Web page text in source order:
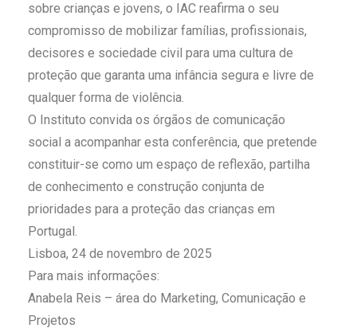
sobre crianças e jovens, o IAC reafirma o seu
compromisso de mobilizar famílias, profissionais,
decisores e sociedade civil para uma cultura de
proteção que garanta uma infância segura e livre de
qualquer forma de violência.
O Instituto convida os órgãos de comunicação
social a acompanhar esta conferência, que pretende
constituir-se como um espaço de reflexão, partilha
de conhecimento e construção conjunta de
prioridades para a proteção das crianças em
Portugal.
Lisboa, 24 de novembro de 2025
Para mais informações:
Anabela Reis – área do Marketing, Comunicação e
Projetos